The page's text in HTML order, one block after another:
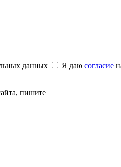
данных Я даю согласие
пишите